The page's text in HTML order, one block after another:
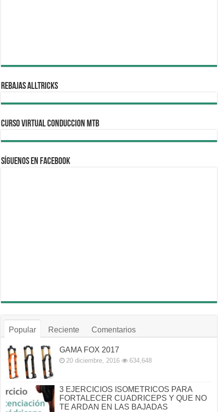
REBAJAS ALLTRICKS
CURSO VIRTUAL CONDUCCION MTB
Síguenos en Facebook
Popular Reciente Comentarios
GAMA FOX 2017
20 diciembre, 2016 634,648
3 EJERCICIOS ISOMETRICOS PARA
FORTALECER CUADRICEPS Y QUE NO
TE ARDAN EN LAS BAJADAS